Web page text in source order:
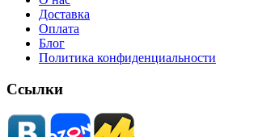
Доставка
Оплата
Блог
Политика конфиденциальности
Ссылки